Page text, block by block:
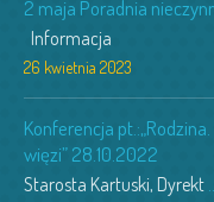
2 maja Poradnia
Informacja
26 kwietnia 2023
Konferencja
więzi” 28.10.2022
Starosta Kartuski, Dyrekt